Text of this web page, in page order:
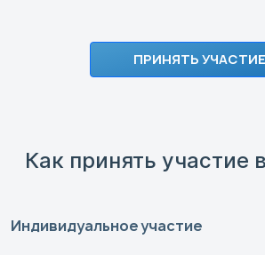
ПРИНЯТЬ УЧАСТИЕ
Как принять участие
Индивидуальное участие